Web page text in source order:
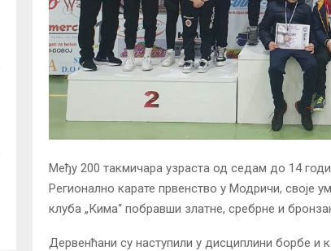
Међу 200 такмичара узраста од седам до 14
Регионално карате првенство у Модричи, своје
клуба „Кима“ побравши златне, сребрне и
Дервенћани су наступили у дисциплини борбе и